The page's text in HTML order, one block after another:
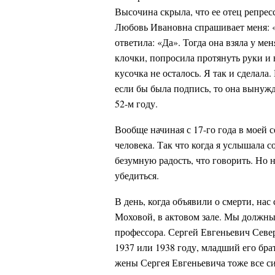
Высочина скрыла, что ее отец
Любовь Ивановна спрашивает меня:
ответила: «Да». Тогда она взяла у
клочки, попросила протянуть руки
кусочка не осталось. Я так и
если бы была подпись, то она
52-м году.
Вообще начиная с 17-го года в моей
человека. Так что когда я услышала
безумную радость, что говорить. Но
убедиться.
В день, когда объявили о смерти,
Моховой, в актовом зале. Мы
профессора. Сергей Евгеньевич
1937 или 1938 году, младший его
жены Сергея Евгеньевича тоже все